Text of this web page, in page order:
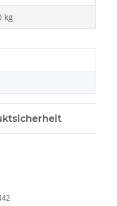
kg